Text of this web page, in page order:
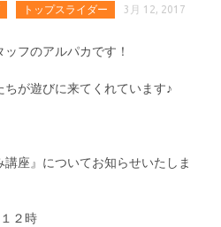
トップスライダー 3月 12, 2017
フのアルパカです！
が遊びに来てくれています♪
座』についてお知らせいたしま
２時